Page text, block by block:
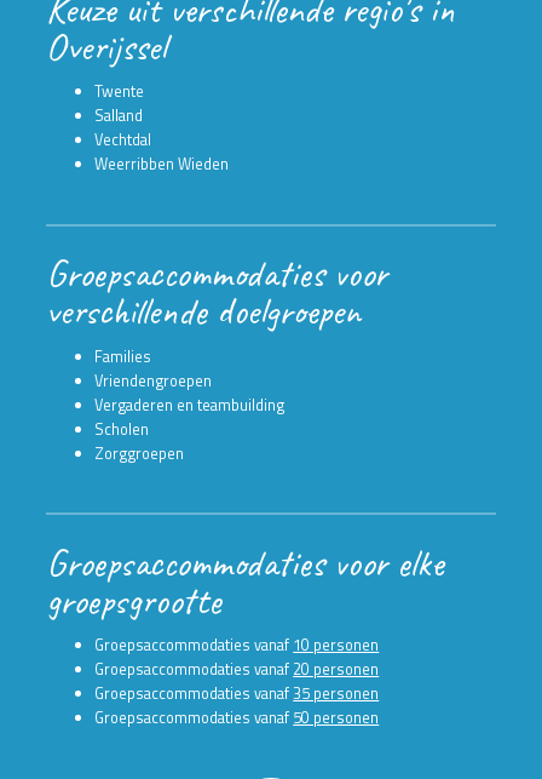
Overijssel
Twente
Salland
Vechtdal
Weerribben Wieden
Groepsaccommodaties voor
verschillende doelgroepen
Families
Vriendengroepen
Vergaderen en teambuilding
Scholen
Zorggroepen
Groepsaccommodaties voor elke
groepsgrootte
Groepsaccommodaties vanaf 10 personen
Groepsaccommodaties vanaf 20 personen
Groepsaccommodaties vanaf35 personen
Groepsaccommodaties vanaf 50 personen